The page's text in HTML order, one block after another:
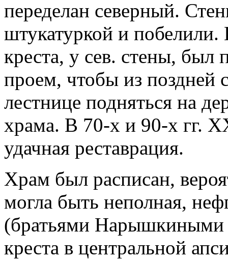
переделан северный.
штукатуркой и побелили.
креста, у сев. стены,
проем, чтобы из поздней
лестнице подняться на
храма. В 70-х и 90-х гг.
удачная реставрация.
Храм был расписан,
могла быть неполная,
(братьями Нарышкиными
креста в центральной